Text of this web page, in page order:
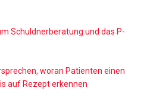
Schuldnerberatung und das P-
woran Patienten einen
auf Rezept erkennen